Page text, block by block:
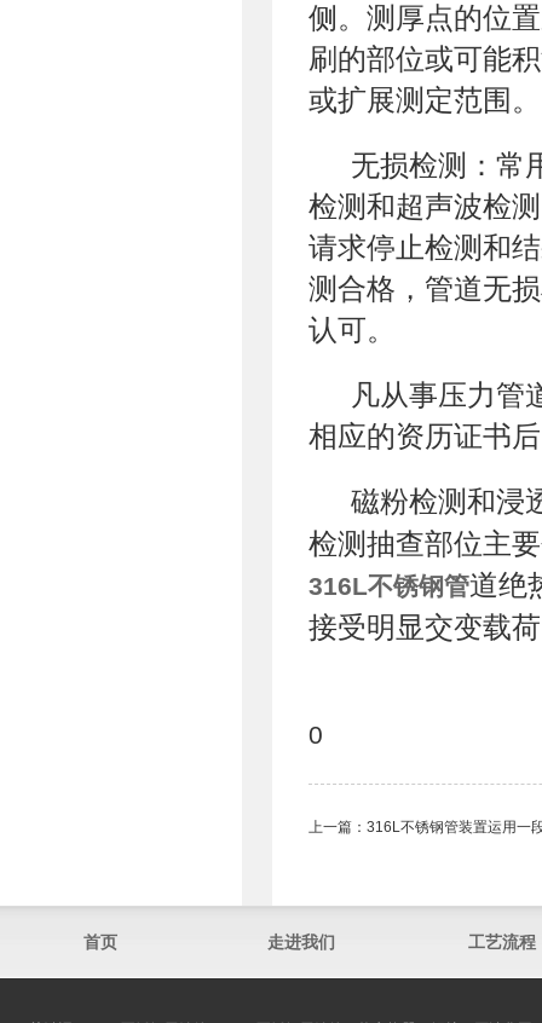
侧。测厚点的位
刷的部位或可能
或扩展测定范围。
无损检测：常
检测和超声波检
请求停止检测和
测合格，管道无
认可。
凡从事压力管
相应的资历证书
磁粉检测和浸
检测抽查部位主
316L不锈钢管道绝
接受明显交变载
0
上一篇： 316L不锈钢管装置运用一
首页 走进我们 工艺流程